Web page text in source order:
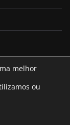
melhor
ou